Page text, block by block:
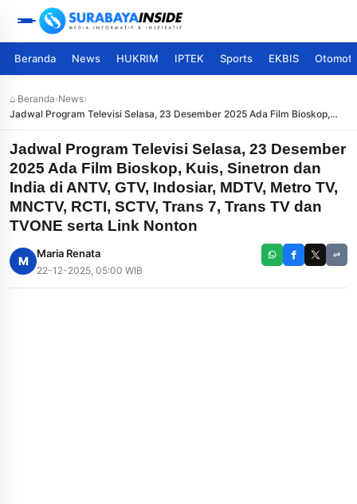
Beranda News HUKRIM IPTEK Sports EKBIS
⌂ Beranda›News›
Jadwal Program Televisi Selasa, 23 Desember 2025 Ada Film Bioskop,
Kuis, Sinetron dan India di ANTV, GTV, Indosiar, MDTV, Metro TV, MNCTV,
RCTI, SCTV, Trans 7, Trans TV dan TVONE serta Link Nonton
Jadwal Program Televisi Selasa, 23 Desember
2025 Ada Film Bioskop, Kuis, Sinetron dan
India di ANTV, GTV, Indosiar, MDTV, Metro TV,
MNCTV, RCTI, SCTV, Trans 7, Trans TV dan
TVONE serta Link Nonton
M
Maria Renata
22-12-2025, 05:00 WIB